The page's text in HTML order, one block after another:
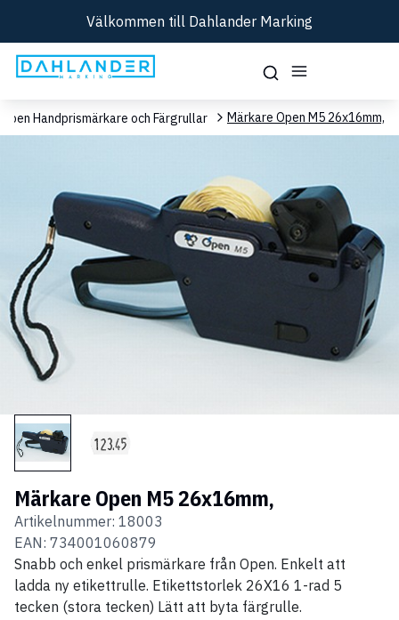
Välkommen till Dahlander Marking
Open Handprismärkare och Färgrullar Märkare Open M5 26x16mm,
Märkare Open M5 26x16mm,
Artikelnummer: 18003
EAN: 734001060879
Snabb och enkel prismärkare från Open. Enkelt att
ladda ny etikettrulle. Etikettstorlek 26X16 1-rad 5
tecken (stora tecken) Lätt att byta färgrulle.